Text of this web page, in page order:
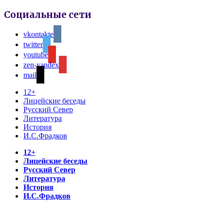
Социальные сети
vkontakte
twitter
youtube
zen-yandex
mail
12+
Лицейские беседы
Русский Север
Литература
История
И.С.Фрадков
12+
Лицейские беседы
Русский Север
Литература
История
И.С.Фрадков